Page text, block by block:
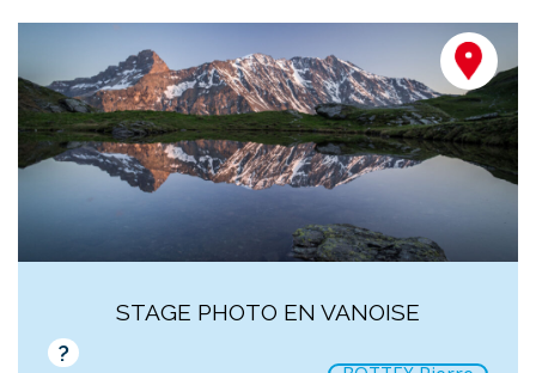
STAGE PHOTO EN VANOISE
?